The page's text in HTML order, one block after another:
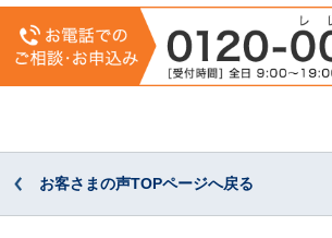
お客さまの声TOPページへ戻る